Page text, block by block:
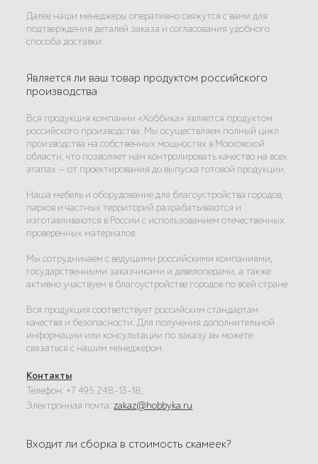
Далее наши менеджеры оперативно свяжутся с вами для
подтверждения деталей заказа и согласования удобного
способа доставки.
Является ли ваш товар продуктом российского
производства
Вся продукция компании «Хоббика» является продуктом
российского производства. Мы осуществляем полный цикл
производства на собственных мощностях в Московской
области, что позволяет нам контролировать качество на всех
этапах — от проектирования до выпуска готовой продукции.
Наша мебель и оборудование для благоустройства городов,
парков и частных территорий разрабатываются и
изготавливаются в России с использованием отечественных
проверенных материалов.
Мы сотрудничаем с ведущими российскими компаниями,
государственными заказчиками и девелоперами, а также
активно участвуем в благоустройстве городов по всей стране.
Вся продукция соответствует российским стандартам
качества и безопасности. Для получения дополнительной
информации или консультации по заказу вы можете
связаться с нашим менеджером.
Контакты:
Телефон: +7 495 248-13-18;
Электронная почта:zakaz@hobbyka.ru
Входит ли сборка в стоимость скамеек?